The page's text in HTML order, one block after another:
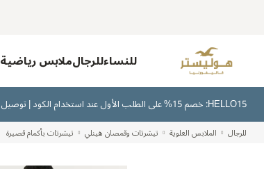
للنساءللرجالملابس رياضية
HELLO15: خصم 15% على الطلب الأول عند استخدام الكود | توصيل مجاني على جميع الطلبات بقيمة 300 ريال سعودي أو أكثر | اشترِ الآن وادفع لاحقًا عبر تابي وتمارا
للرجال الملابس العلوية تيشرتات وقمصان هينلي تيشرتات بأكمام قصيرة